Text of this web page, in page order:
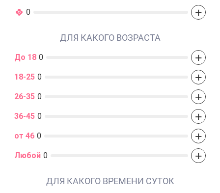
0 +
ДЛЯ КАКОГО ВОЗРАСТА
До 18 0 +
18-25 0 +
26-35 0 +
36-45 0 +
от 46 0 +
Любой 0 +
ДЛЯ КАКОГО ВРЕМЕНИ СУТОК